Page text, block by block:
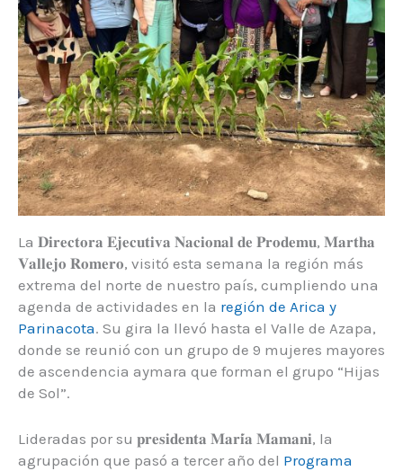
La 𝐃𝐢𝐫𝐞𝐜𝐭𝐨𝐫𝐚 𝐄𝐣𝐞𝐜𝐮𝐭𝐢𝐯𝐚 𝐍𝐚𝐜𝐢𝐨𝐧𝐚𝐥 𝐝𝐞 𝐏𝐫𝐨𝐝𝐞𝐦𝐮, 𝐌𝐚𝐫𝐭𝐡𝐚
𝐕𝐚𝐥𝐥𝐞𝐣𝐨 𝐑𝐨𝐦𝐞𝐫𝐨, visitó esta semana la región más
extrema del norte de nuestro país, cumpliendo una
agenda de actividades en la región de Arica y
Parinacota. Su gira la llevó hasta el Valle de Azapa,
donde se reunió con un grupo de 9 mujeres mayores
de ascendencia aymara que forman el grupo “Hijas
de Sol”.
Lideradas por su 𝐩𝐫𝐞𝐬𝐢𝐝𝐞𝐧𝐭𝐚 𝐌𝐚𝐫𝐢́𝐚 𝐌𝐚𝐦𝐚𝐧𝐢, la
agrupación que pasó a tercer año del Programa